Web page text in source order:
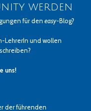
werden
für deneasy-Blog?
LehrerIn und wollen
uns!
der führenden